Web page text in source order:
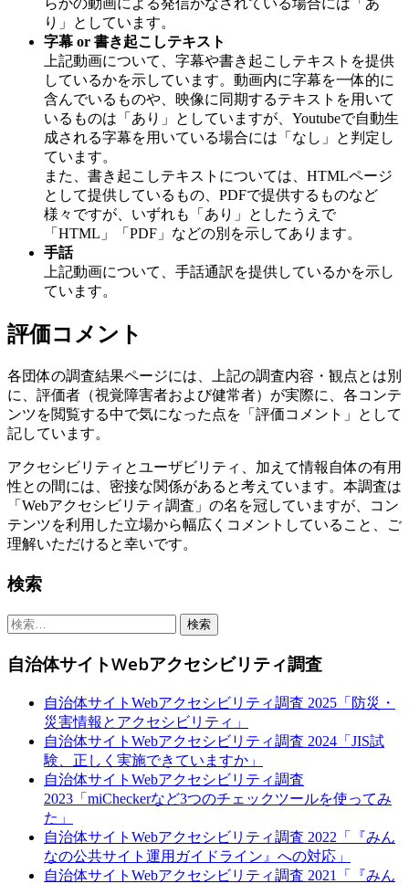
らかの動画による発信がなされている場合には「あ
り」としています。
字幕 or 書き起こしテキスト
上記動画について、字幕や書き起こしテキストを提供
しているかを示しています。動画内に字幕を一体的に
含んでいるものや、映像に同期するテキストを用いて
いるものは「あり」としていますが、Youtubeで自動生
成される字幕を用いている場合には「なし」と判定し
ています。
また、書き起こしテキストについては、HTMLページ
として提供しているもの、PDFで提供するものなど
様々ですが、いずれも「あり」としたうえで
「HTML」「PDF」などの別を示してあります。
手話
上記動画について、手話通訳を提供しているかを示し
ています。
評価コメント
各団体の調査結果ページには、上記の調査内容・観点とは別
に、評価者（視覚障害者および健常者）が実際に、各コンテ
ンツを閲覧する中で気になった点を「評価コメント」として
記しています。
アクセシビリティとユーザビリティ、加えて情報自体の有用
性との間には、密接な関係があると考えています。本調査は
「Webアクセシビリティ調査」の名を冠していますが、コン
テンツを利用した立場から幅広くコメントしていること、ご
理解いただけると幸いです。
Sidebar
検索
検
自治体サイトWebアクセシビリティ調査
自治体サイトWebアクセシビリティ調査 2025「防災・
災害情報とアクセシビリティ」
自治体サイトWebアクセシビリティ調査 2024「JIS試
験、正しく実施できていますか」
自治体サイトWebアクセシビリティ調査
2023「miCheckerなど3つのチェックツールを使ってみ
た」
自治体サイトWebアクセシビリティ調査 2022「『みん
なの公共サイト運用ガイドライン』への対応」
自治体サイトWebアクセシビリティ調査 2021「『みん